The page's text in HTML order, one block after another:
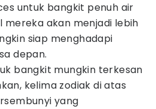
untuk bangkit penuh air
mereka akan menjadi lebih
siap menghadapi
depan.
bangkit mungkin terkesan
kelima zodiak di atas
yang